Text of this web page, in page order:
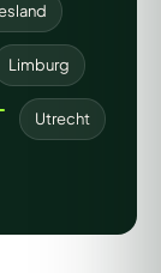
Limburg
Utrecht